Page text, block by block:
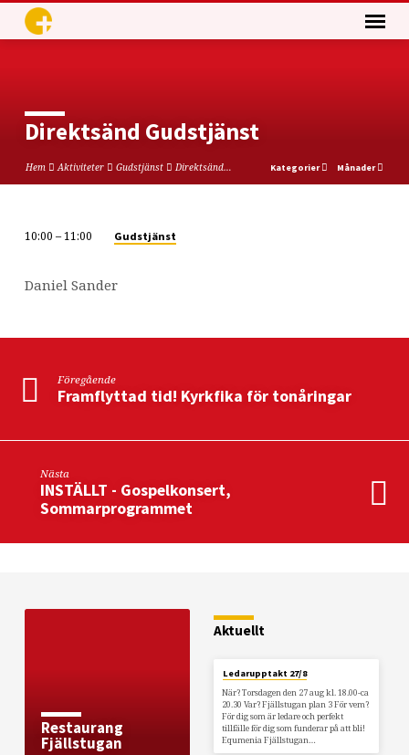
Direktsänd Gudstjänst
Hem Aktiviteter Gudstjänst Direktsänd… Kategorier Månader
Gudstjänst
10:00 – 11:00 Gudstjänst
Daniel Sander
Föregående
Framflyttad tid! Kyrkfika för tonåringar
Nästa
INSTÄLLT - Gospelkonsert,
Sommarprogrammet
Restaurang
Fjällstugan
Aktuellt
Ledarupptakt 27/8
När? Torsdagen den 27 aug kl. 18.00-ca
20.30 Var? Fjällstugan plan 3 För vem?
För dig som är ledare och perfekt
tillfälle för dig som funderar på att bli!
Equmenia Fjällstugan…